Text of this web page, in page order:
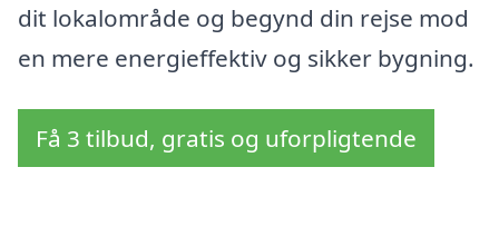
dit lokalområde og begynd din rejse mod
en mere energieffektiv og sikker bygning.
Få 3 tilbud, gratis og uforpligtende